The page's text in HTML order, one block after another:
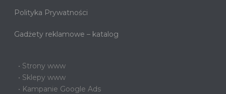
Polityka Prywatności
Gadżety reklamowe – katalog
• Strony www
• Sklepy www
• Kampanie Google Ads